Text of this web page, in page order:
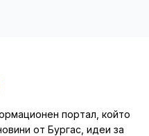
портал, който
от Бургас, идеи за